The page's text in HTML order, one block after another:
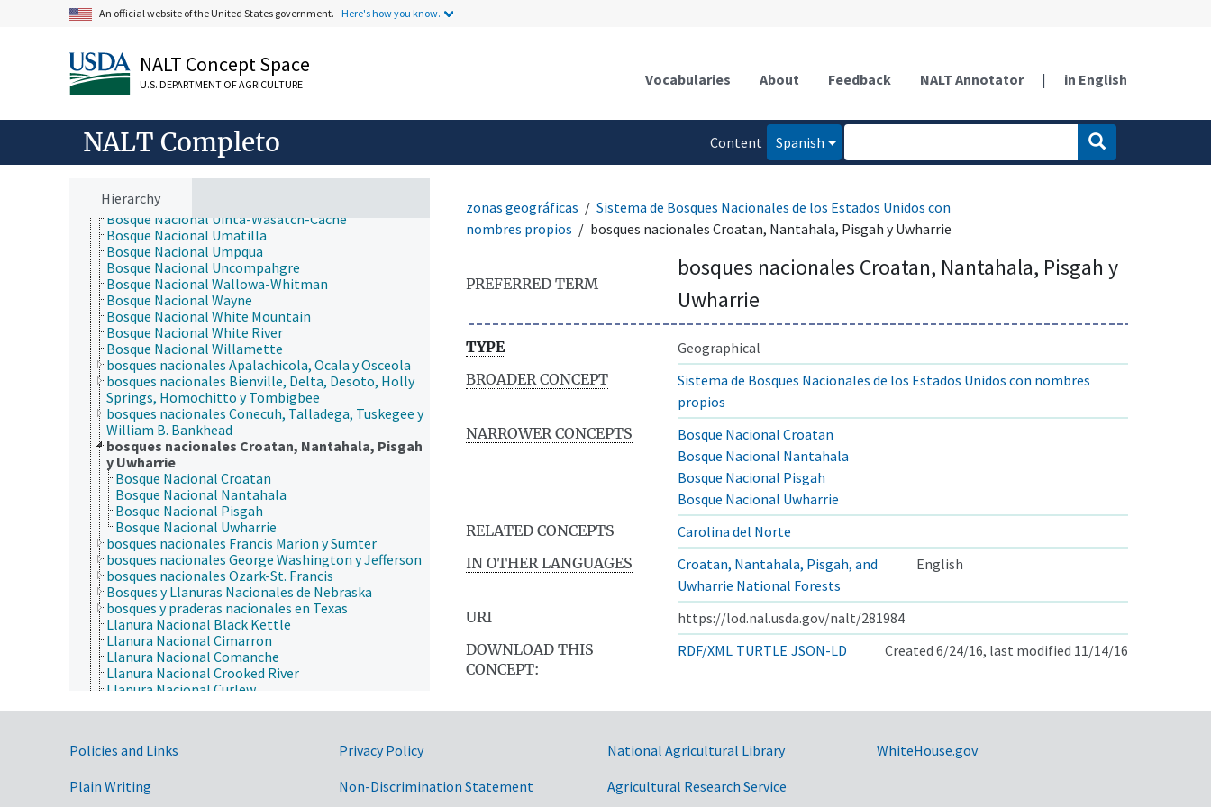
An official website of the United States government. Here's how you know.
NALT Concept Space
U.S. DEPARTMENT OF AGRICULTURE Vocabularies About Feedback NALT Annotator | in English
NALT Completo
Content
Spanish
Hierarchy
Bosque Nacional Santa Fe
Bosque Nacional Shasta-Trinity
Bosque Nacional Shawnee
Bosque Nacional Shoshone
Bosque Nacional Siuslaw
Bosque Nacional Six Rivers
Bosque Nacional Stanislaus
Bosque Nacional Superior
Bosque Nacional Tongass
Bosque Nacional Uinta-Wasatch-Cache
Bosque Nacional Umatilla
Bosque Nacional Umpqua
Bosque Nacional Uncompahgre
Bosque Nacional Wallowa-Whitman
Bosque Nacional Wayne
Bosque Nacional White Mountain
Bosque Nacional White River
Bosque Nacional Willamette
bosques nacionales Apalachicola, Ocala y Osceola
bosques nacionales Bienville, Delta, Desoto, Holly
Springs, Homochitto y Tombigbee
bosques nacionales Conecuh, Talladega, Tuskegee y
William B. Bankhead
bosques nacionales Croatan, Nantahala, Pisgah
y Uwharrie
Bosque Nacional Croatan
Bosque Nacional Nantahala
Bosque Nacional Pisgah
Bosque Nacional Uwharrie
bosques nacionales Francis Marion y Sumter
bosques nacionales George Washington y Jefferson
bosques nacionales Ozark-St. Francis
Bosques y Llanuras Nacionales de Nebraska
bosques y praderas nacionales en Texas
Llanura Nacional Black Kettle
Llanura Nacional Cimarron
Llanura Nacional Comanche
Llanura Nacional Crooked River
Llanura Nacional Curlew
Llanura Nacional McClellan Creek
Llanura Nacional Rita Blanca
zonas geográficas
Sistema de Bosques Nacionales de los Estados Unidos con
nombres propios
bosques nacionales Croatan, Nantahala, Pisgah y Uwharrie
PREFERRED TERM
bosques nacionales Croatan, Nantahala, Pisgah y
Uwharrie
TYPE
Geographical
BROADER CONCEPT
Sistema de Bosques Nacionales de los Estados Unidos con nombres
propios
NARROWER CONCEPTS
Bosque Nacional Croatan
Bosque Nacional Nantahala
Bosque Nacional Pisgah
Bosque Nacional Uwharrie
RELATED CONCEPTS
Carolina del Norte
IN OTHER LANGUAGES
Croatan, Nantahala, Pisgah, and
Uwharrie National Forests
English
URI
https://lod.nal.usda.gov/nalt/281984
DOWNLOAD THIS
CONCEPT:
RDF/XML TURTLE JSON-LD Created 6/24/16, last modified 11/14/16
Government Links
Policies and Links
Plain Writing
Privacy Policy
Non-Discrimination Statement
National Agricultural Library
Agricultural Research Service
WhiteHouse.gov